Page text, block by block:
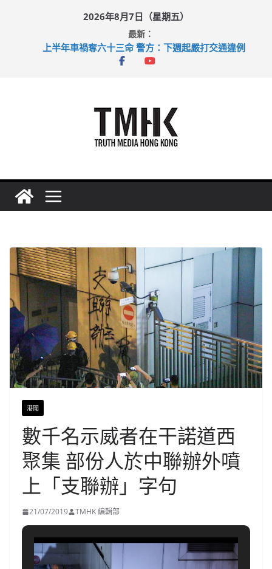
2026年8月7日（星期五）
最新：
上半年車禍奪六十三命 警方：下週起嚴打交通違例
性罪行修例獲九成支持 鄧炳強：爭取今屆任期內完成立法
港聞
數千名示威者在干諾道西
聚集 部份人於中聯辦外噴
上「支聯辦」字句
21/07/2019 TMHK 編輯部